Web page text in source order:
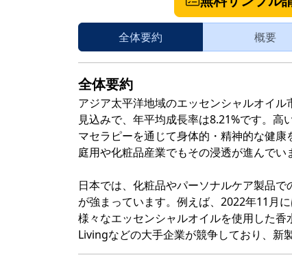
全体要約 概要
全体要約
アジア太平洋地域のエッセンシャルオイ
見込みで、年平均成長率は8.21%です。
マセラピーを通じて身体的・精神的な健
庭用や化粧品産業でもその浸透が進んでい
日本では、化粧品やパーソナルケア製品
が強まっています。例えば、2022年11月
様々なエッセンシャルオイルを使用した
Livingなどの大手企業が競争しており、新